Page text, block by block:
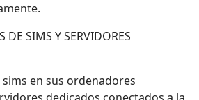
DE SIMS Y SERVIDORES
en sus ordenadores